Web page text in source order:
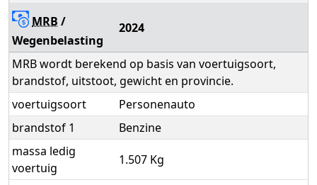
MRB /
Wegenbelasting
2024
MRB wordt berekend op basis van voertuigsoort,
brandstof, uitstoot, gewicht en provincie.
voertuigsoort
Personenauto
brandstof 1
Benzine
massa ledig
voertuig
1.507 Kg